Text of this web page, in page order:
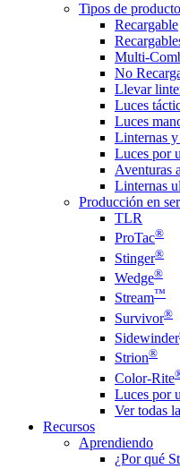
Tipos de producto
Recargable
Multi-
No
Llevar
Luces
Luces
Linternas
Luces por
Aventuras
Linternas
Producción en
TLR
ProTac®
Stinger®
Wedge®
Stream™
Survivor®
Sidewinder
Strion®
Color-Rite
Luces por
Ver todas
Recursos
Aprendiendo
¿Por qué